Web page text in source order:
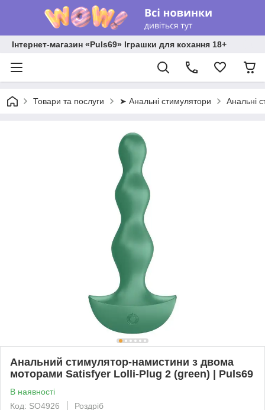
Інтернет-магазин «Puls69» Іграшки для кохання 18+
Товари та послуги ➤ Анальні стимулятори Анальні
Анальний стимулятор-намистини з двома
моторами Satisfyer Lolli-Plug 2 (green) | Puls69
В наявності
Код: SO4926
Роздріб